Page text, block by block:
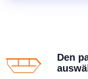
Den